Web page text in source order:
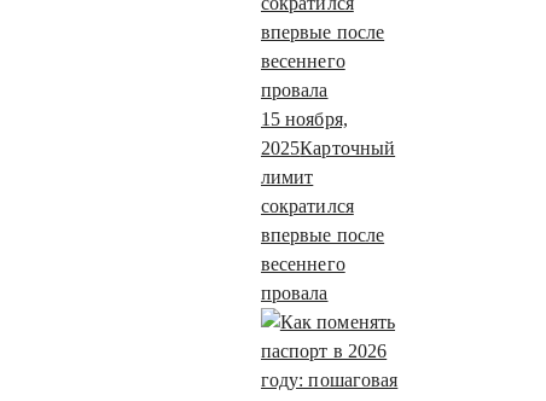
15 ноября,
2025Карточный
лимит
сократился
впервые после
весеннего
провала